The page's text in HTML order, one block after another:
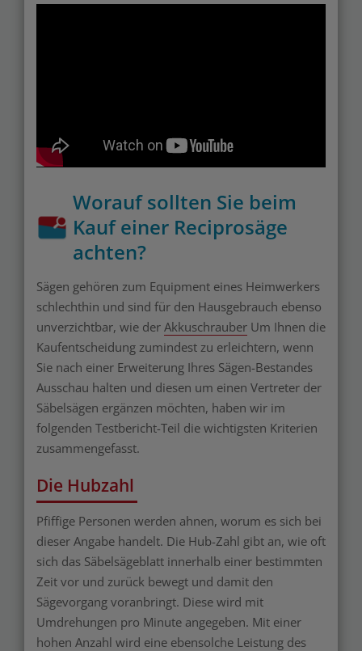
Worauf sollten Sie beim
Kauf einer Reciprosäge
achten?
Sägen gehören zum Equipment eines Heimwerkers
schlechthin und sind für den Hausgebrauch ebenso
unverzichtbar, wie der Akkuschrauber Um Ihnen die
Kaufentscheidung zumindest zu erleichtern, wenn
Sie nach einer Erweiterung Ihres Sägen-Bestandes
Ausschau halten und diesen um einen Vertreter der
Säbelsägen ergänzen möchten, haben wir im
folgenden Testbericht-Teil die wichtigsten Kriterien
zusammengefasst.
Die Hubzahl
Pfiffige Personen werden ahnen, worum es sich bei
dieser Angabe handelt. Die Hub-Zahl gibt an, wie oft
sich das Säbelsägeblatt innerhalb einer bestimmten
Zeit vor und zurück bewegt und damit den
Sägevorgang voranbringt. Diese wird mit
Umdrehungen pro Minute angegeben. Mit einer
hohen Anzahl wird eine ebensolche Leistung des